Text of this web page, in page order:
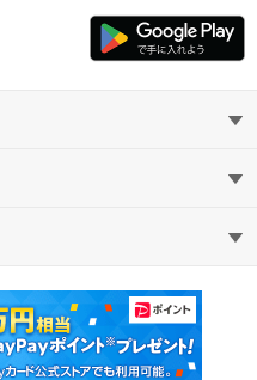
中古マンション
中古一戸建て
教えて！住まいの先生